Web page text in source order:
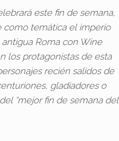
este fin de semana,
como temática el imperio
Roma con Wine
los protagonistas de esta
recién salidos de
gladiadores o
“mejor fin de semana del